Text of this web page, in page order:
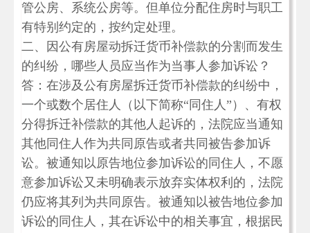
管公房、系统公房等。但单位分配住房时与职工
有特别约定的，按约定处理。
二、因公有房屋动拆迁货币补偿款的分割而发生
的纠纷，哪些人员应当作为当事人参加诉讼？
答：在涉及公有房屋拆迁货币补偿款的纠纷中，
一个或数个居住人（以下简称“同住人”）、有权
分得拆迁补偿款的其他人起诉的，法院应当通知
其他同住人作为共同原告或者共同被告参加诉
讼。被通知以原告地位参加诉讼的同住人，不愿
意参加诉讼又未明确表示放弃实体权利的，法院
仍应将其列为共同原告。被通知以被告地位参加
诉讼的同住人，其在诉讼中的相关事宜，根据民